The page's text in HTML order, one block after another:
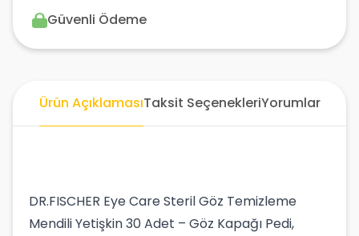
Güvenli Ödeme
Ürün AçıklamasıTaksit SeçenekleriYorumlar
DR.FISCHER Eye Care Steril Göz Temizleme
Mendili Yetişkin 30 Adet – Göz Kapağı Pedi,